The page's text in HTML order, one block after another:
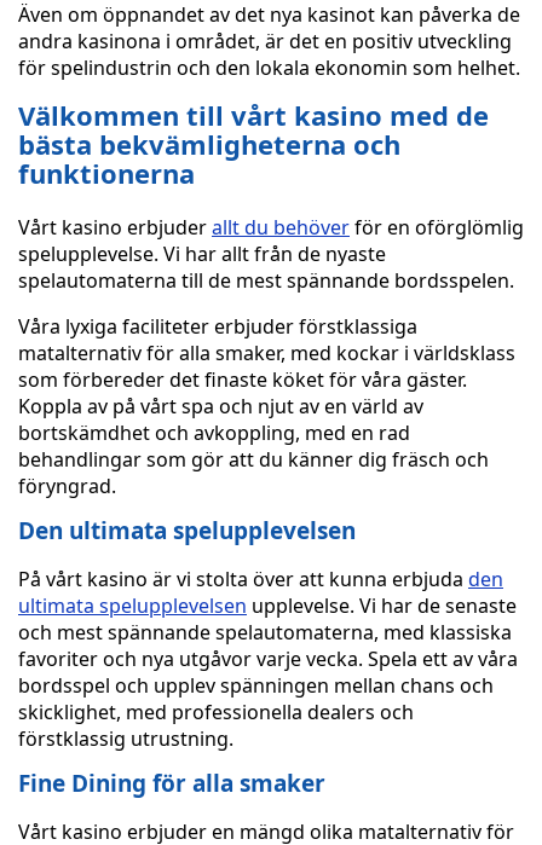
Även om öppnandet av det nya kasinot kan påverka de
andra kasinona i området, är det en positiv utveckling
för spelindustrin och den lokala ekonomin som helhet.
Välkommen till vårt kasino med de
bästa bekvämligheterna och
funktionerna
Vårt kasino erbjuderallt du behöverför en oförglömlig
spelupplevelse. Vi har allt från de nyaste
spelautomaterna till de mest spännande bordsspelen.
Våra lyxiga faciliteter erbjuder förstklassiga
matalternativ för alla smaker, med kockar i världsklass
som förbereder det finaste köket för våra gäster.
Koppla av på vårt spa och njut av en värld av
bortskämdhet och avkoppling, med en rad
behandlingar som gör att du känner dig fräsch och
föryngrad.
Den ultimata spelupplevelsen
På vårt kasino är vi stolta över att kunna erbjuda den
ultimata spelupplevelsen upplevelse. Vi har de senaste
och mest spännande spelautomaterna, med klassiska
favoriter och nya utgåvor varje vecka. Spela ett av våra
bordsspel och upplev spänningen mellan chans och
skicklighet, med professionella dealers och
förstklassig utrustning.
Fine Dining för alla smaker
Vårt kasino erbjuder en mängd olika matalternativ för